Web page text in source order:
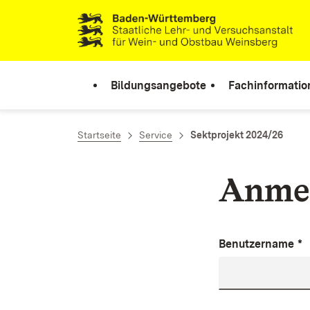
Zum Inhalt springen
Link zur Startseite
Bildungsangebote
Startseite Service Sektprojekt 2024/26
Benutzername *